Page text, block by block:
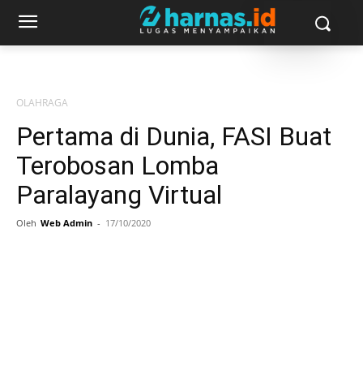
OLAHRAGA
Pertama di Dunia, FASI Buat
Terobosan Lomba
Paralayang Virtual
Oleh Web Admin - 17/10/2020